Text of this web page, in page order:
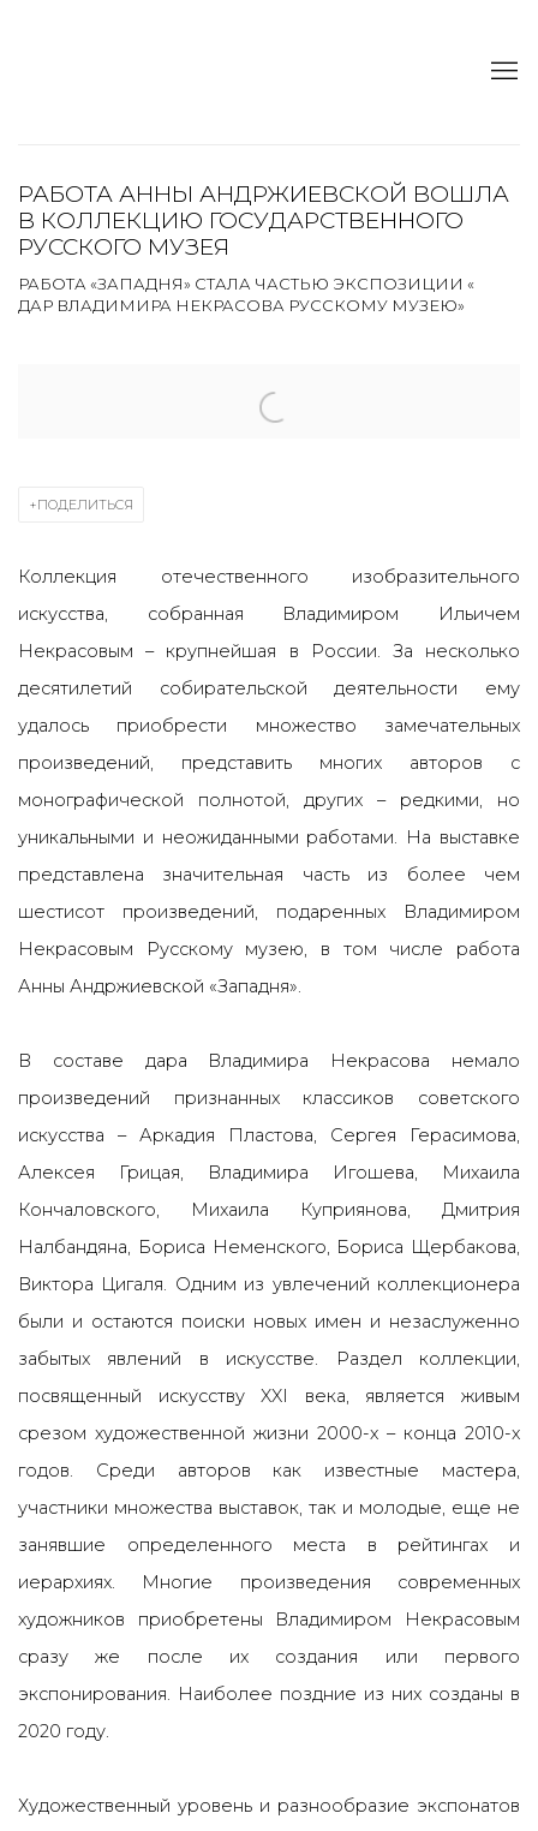
РАБОТА АННЫ АНДРЖИЕВСКОЙ ВОШЛА
В КОЛЛЕКЦИЮ ГОСУДАРСТВЕННОГО
РУССКОГО МУЗЕЯ
РАБОТА «ЗАПАДНЯ» СТАЛА ЧАСТЬЮ ЭКСПОЗИЦИИ «​​
ДАР ВЛАДИМИРА НЕКРАСОВА РУССКОМУ МУЗЕЮ»
ПОДЕЛИТЬСЯ
Коллекция отечественного изобразительного
искусства, собранная Владимиром Ильичем
Некрасовым – крупнейшая в России. За несколько
десятилетий собирательской деятельности ему
удалось приобрести множество замечательных
произведений, представить многих авторов с
монографической полнотой, других – редкими, но
уникальными и неожиданными работами. На выставке
представлена значительная часть из более чем
шестисот произведений, подаренных Владимиром
Некрасовым Русскому музею, в том числе работа
Анны Андржиевской «Западня».
В составе дара Владимира Некрасова немало
произведений признанных классиков советского
искусства – Аркадия Пластова, Сергея Герасимова,
Алексея Грицая, Владимира Игошева, Михаила
Кончаловского, Михаила Куприянова, Дмитрия
Налбандяна, Бориса Неменского, Бориса Щербакова,
Виктора Цигаля. Одним из увлечений коллекционера
были и остаются поиски новых имен и незаслуженно
забытых явлений в искусстве. Раздел коллекции,
посвященный искусству XXI века, является живым
срезом художественной жизни 2000-х – конца 2010-х
годов. Среди авторов как известные мастера,
участники множества выставок, так и молодые, еще не
занявшие определенного места в рейтингах и
иерархиях. Многие произведения современных
художников приобретены Владимиром Некрасовым
сразу же после их создания или первого
экспонирования. Наиболее поздние из них созданы в
2020 году.
Художественный уровень и разнообразие экспонатов